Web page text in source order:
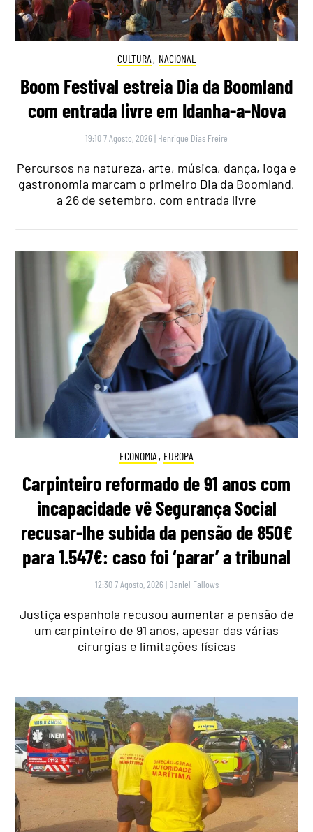
CULTURA , NACIONAL
Boom Festival estreia Dia da Boomland
com entrada livre em Idanha-a-Nova
19:10 7 Agosto, 2026 | Henrique Dias Freire
Percursos na natureza, arte, música, dança, ioga e
gastronomia marcam o primeiro Dia da Boomland,
a 26 de setembro, com entrada livre
ECONOMIA , EUROPA
Carpinteiro reformado de 91 anos com
incapacidade vê Segurança Social
recusar-lhe subida da pensão de 850€
para 1.547€: caso foi ‘parar’ a tribunal
12:30 7 Agosto, 2026 | Daniel Fallows
Justiça espanhola recusou aumentar a pensão de
um carpinteiro de 91 anos, apesar das várias
cirurgias e limitações físicas